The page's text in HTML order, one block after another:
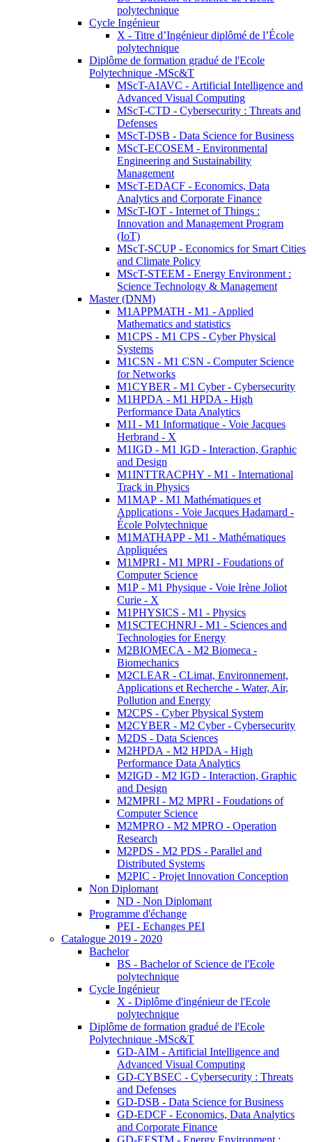
polytechnique
Cycle Ingénieur
X - Titre d’Ingénieur diplômé de l’École
polytechnique
Diplôme de formation gradué de l'Ecole
Polytechnique -MSc&T
MScT-AIAVC - Artificial Intelligence and
Advanced Visual Computing
MScT-CTD - Cybersecurity : Threats and
Defenses
MScT-DSB - Data Science for Business
MScT-ECOSEM - Environmental
Engineering and Sustainability
Management
MScT-EDACF - Economics, Data
Analytics and Corporate Finance
MScT-IOT - Internet of Things :
Innovation and Management Program
(IoT)
MScT-SCUP - Economics for Smart Cities
and Climate Policy
MScT-STEEM - Energy Environment :
Science Technology & Management
Master (DNM)
M1APPMATH - M1 - Applied
Mathematics and statistics
M1CPS - M1 CPS - Cyber Physical
Systems
M1CSN - M1 CSN - Computer Science
for Networks
M1CYBER - M1 Cyber - Cybersecurity
M1HPDA - M1 HPDA - High
Performance Data Analytics
M1I - M1 Informatique - Voie Jacques
Herbrand - X
M1IGD - M1 IGD - Interaction, Graphic
and Design
M1INTTRACPHY - M1 - International
Track in Physics
M1MAP - M1 Mathématiques et
Applications - Voie Jacques Hadamard -
École Polytechnique
M1MATHAPP - M1 - Mathématiques
Appliquées
M1MPRI - M1 MPRI - Foudations of
Computer Science
M1P - M1 Physique - Voie Irène Joliot
Curie - X
M1PHYSICS - M1 - Physics
M1SCTECHNRJ - M1 - Sciences and
Technologies for Energy
M2BIOMECA - M2 Biomeca -
Biomechanics
M2CLEAR - CLimat, Environnement,
Applications et Recherche - Water, Air,
Pollution and Energy
M2CPS - Cyber Physical System
M2CYBER - M2 Cyber - Cybersecurity
M2DS - Data Sciences
M2HPDA - M2 HPDA - High
Performance Data Analytics
M2IGD - M2 IGD - Interaction, Graphic
and Design
M2MPRI - M2 MPRI - Foudations of
Computer Science
M2MPRO - M2 MPRO - Operation
Research
M2PDS - M2 PDS - Parallel and
Distributed Systems
M2PIC - Projet Innovation Conception
Non Diplomant
ND - Non Diplomant
Programme d'échange
PEI - Echanges PEI
Catalogue 2019 - 2020
Bachelor
BS - Bachelor of Science de l'Ecole
polytechnique
Cycle Ingénieur
X - Diplôme d'ingénieur de l'Ecole
polytechnique
Diplôme de formation gradué de l'Ecole
Polytechnique -MSc&T
GD-AIM - Artificial Intelligence and
Advanced Visual Computing
GD-CYBSEC - Cybersecurity : Threats
and Defenses
GD-DSB - Data Science for Business
GD-EDCF - Economics, Data Analytics
and Corporate Finance
GD-EESTM - Energy Environment :